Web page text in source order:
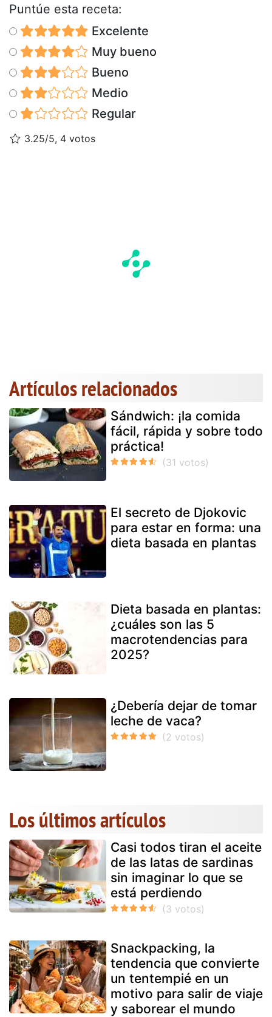
Puntúe esta receta:
Excelente
Muy bueno
Bueno
Medio
Regular
3.25/5, 4 votos
Artículos relacionados
Sándwich: ¡la comida
fácil, rápida y sobre todo
práctica!
El secreto de Djokovic
para estar en forma: una
dieta basada en plantas
Dieta basada en plantas:
¿cuáles son las 5
macrotendencias para
2025?
¿Debería dejar de tomar
leche de vaca?
Los últimos artículos
Casi todos tiran el aceite
de las latas de sardinas
sin imaginar lo que se
está perdiendo
Snackpacking, la
tendencia que convierte
un tentempié en un
motivo para salir de viaje
y saborear el mundo